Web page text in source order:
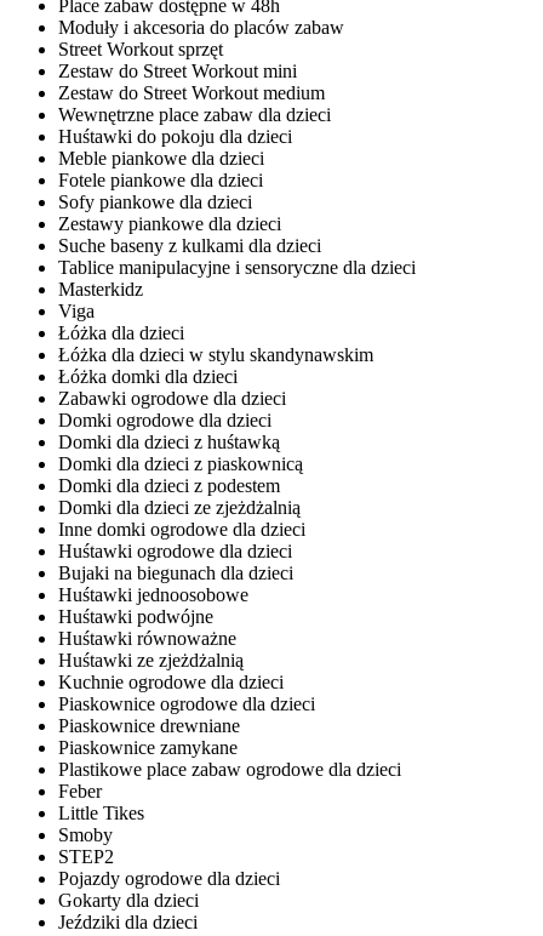
Place zabaw dostępne w 48h
Moduły i akcesoria do placów zabaw
Street Workout sprzęt
Zestaw do Street Workout mini
Zestaw do Street Workout medium
Wewnętrzne place zabaw dla dzieci
Huśtawki do pokoju dla dzieci
Meble piankowe dla dzieci
Fotele piankowe dla dzieci
Sofy piankowe dla dzieci
Zestawy piankowe dla dzieci
Suche baseny z kulkami dla dzieci
Tablice manipulacyjne i sensoryczne dla dzieci
Masterkidz
Viga
Łóżka dla dzieci
Łóżka dla dzieci w stylu skandynawskim
Łóżka domki dla dzieci
Zabawki ogrodowe dla dzieci
Domki ogrodowe dla dzieci
Domki dla dzieci z huśtawką
Domki dla dzieci z piaskownicą
Domki dla dzieci z podestem
Domki dla dzieci ze zjeżdżalnią
Inne domki ogrodowe dla dzieci
Huśtawki ogrodowe dla dzieci
Bujaki na biegunach dla dzieci
Huśtawki jednoosobowe
Huśtawki podwójne
Huśtawki równoważne
Huśtawki ze zjeżdżalnią
Kuchnie ogrodowe dla dzieci
Piaskownice ogrodowe dla dzieci
Piaskownice drewniane
Piaskownice zamykane
Plastikowe place zabaw ogrodowe dla dzieci
Feber
Little Tikes
Smoby
STEP2
Pojazdy ogrodowe dla dzieci
Gokarty dla dzieci
Jeździki dla dzieci